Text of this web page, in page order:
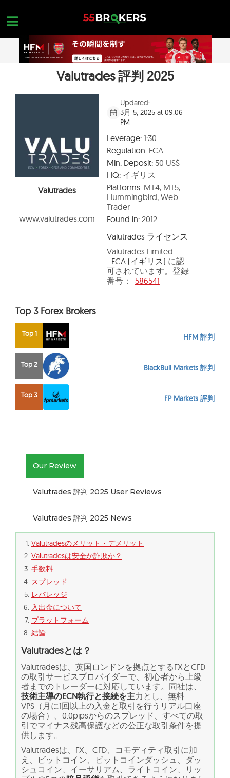
content
外国為替ブローカー
トレーダーのお問い合わせ
無料口座を開設
Valutrades 評判 2025
Valutrades
www.valutrades.com
Updated:
3月 5, 2025 at 09:06
PM
Leverage:1:30
Regulation:FCA
Min. Deposit:50 US$
HQ:イギリス
Platforms:MT4, MT5,
Hummingbird, Web
Trader
Found in:2012
Valutrades ライセンス
Valutrades Limited
- FCA (イギリス) に認
可されています。登録
番号：
586541
Top 3 Forex Brokers
Top 1 HFM 評判
Top 2 BlackBull Markets 評判
Top 3 FP Markets 評判
Our Review
Valutrades 評判 2025 User Reviews
Valutrades 評判 2025 News
Valutradesのメリット・デメリット
Valutradesは安全か詐欺か？
手数料
スプレッド
レバレッジ
入出金について
プラットフォーム
結論
Valutradesとは？
Valutradesは、英国ロンドンを拠点とするFXとCFD
の取引サービスプロバイダーで、初心者から上級
者までのトレーダーに対応しています。同社は、
技術主導のECN執行と接続を主力とし、無料
VPS（月に1回以上の入金と取引を行うリアル口座
の場合）、0.0pipsからのスプレッド、すべての取
引でマイナス残高保護などの公正な取引条件を提
供します。
Valutradesは、FX、CFD、コモディティ取引に加
え、ビットコイン、ビットコインダッシュ、ダッ
シュコイン、イーサリアム、ライトコイン、リッ